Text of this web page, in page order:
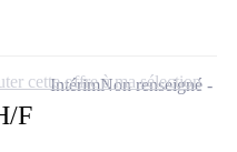
F
IntérimNon renseigné
cette offre à ma sélection